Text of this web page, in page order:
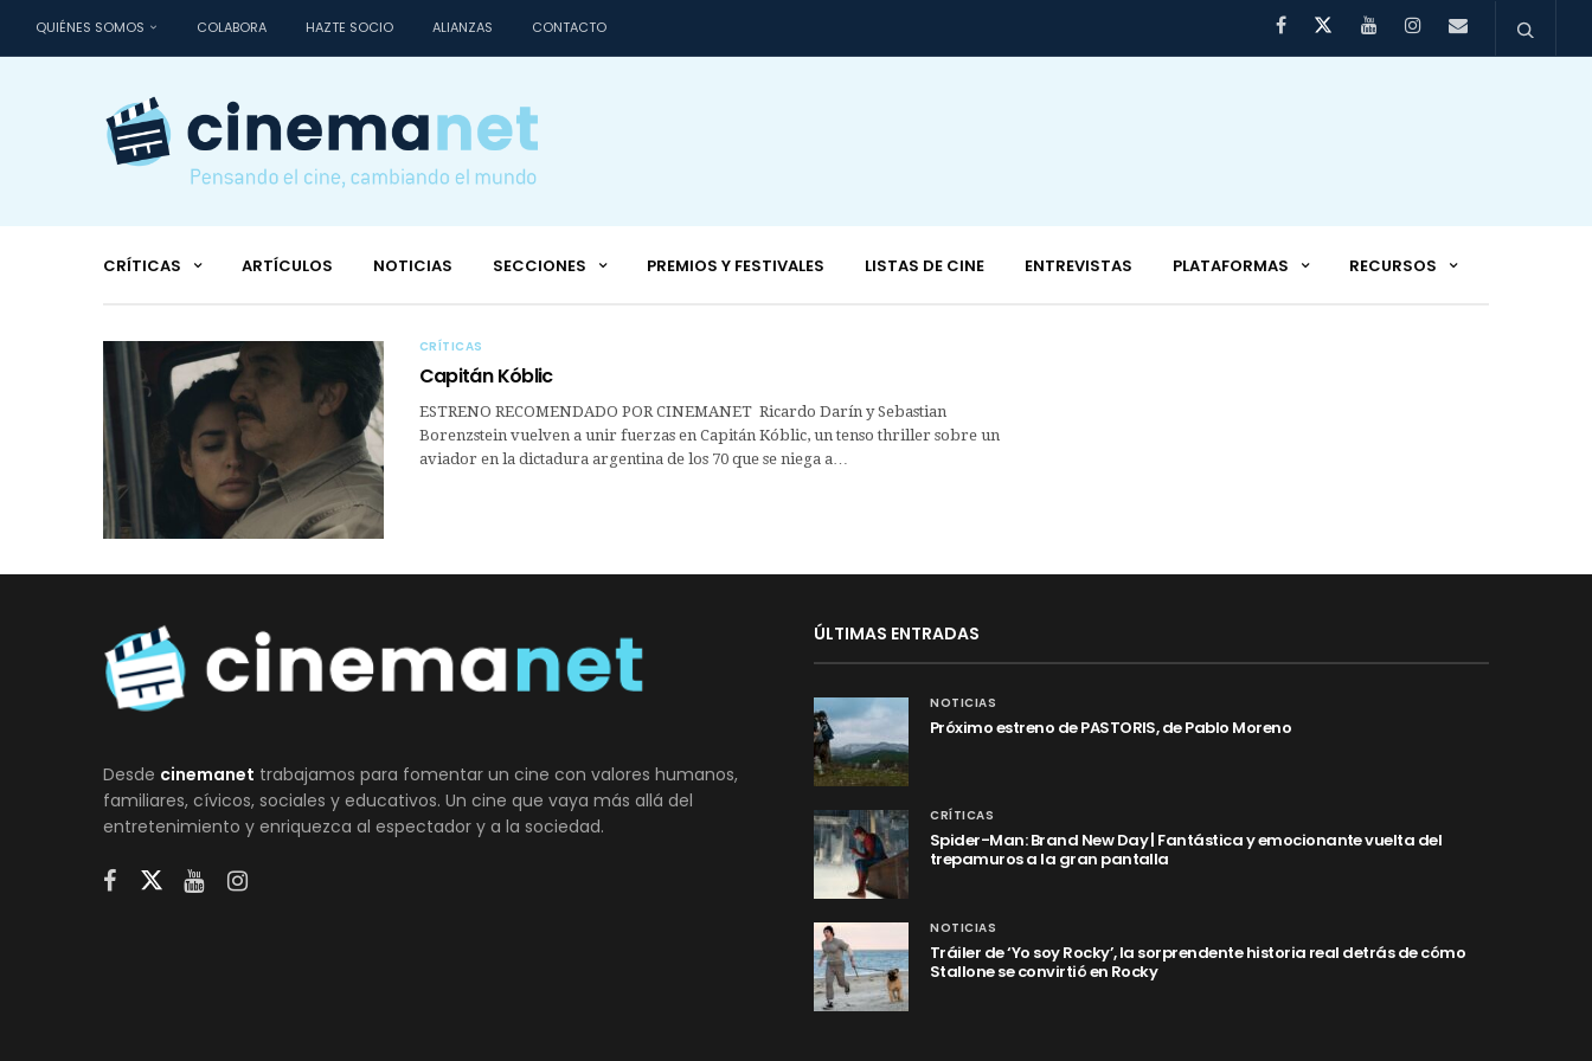
QUIÉNES SOMOS COLABORA HAZTE SOCIO ALIANZAS CONTACTO
CRÍTICAS ARTÍCULOS NOTICIAS SECCIONES PREMIOS Y FESTIVALES LISTAS DE CINE ENTREVISTAS PLATAFORMAS RECURSOS
CRÍTICAS
Capitán Kóblic
ESTRENO RECOMENDADO POR CINEMANET Ricardo Darín y Sebastian
Borenzstein vuelven a unir fuerzas en Capitán Kóblic, un tenso thriller sobre un
aviador en la dictadura argentina de los 70 que se niega a…
Desde cinemanet trabajamos para fomentar un cine con valores humanos,
familiares, cívicos, sociales y educativos. Un cine que vaya más allá del
entretenimiento y enriquezca al espectador y a la sociedad.
ÚLTIMAS ENTRADAS
NOTICIAS
Próximo estreno de PASTORIS, de Pablo Moreno
CRÍTICAS
Spider-Man: Brand New Day | Fantástica y emocionante vuelta del
trepamuros a la gran pantalla
NOTICIAS
Tráiler de ‘Yo soy Rocky’, la sorprendente historia real detrás de cómo
Stallone se convirtió en Rocky